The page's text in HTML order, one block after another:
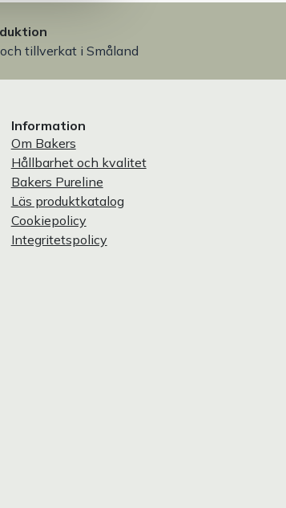
tillverkat i Småland
Information
Om Bakers
Hållbarhet och kvalitet
Bakers Pureline
Läs produktkatalog
Cookiepolicy
Integritetspolicy